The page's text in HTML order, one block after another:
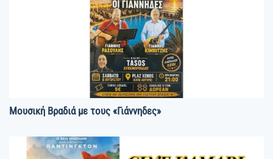
Μουσική Βραδιά με τους «Γιάννηδες»